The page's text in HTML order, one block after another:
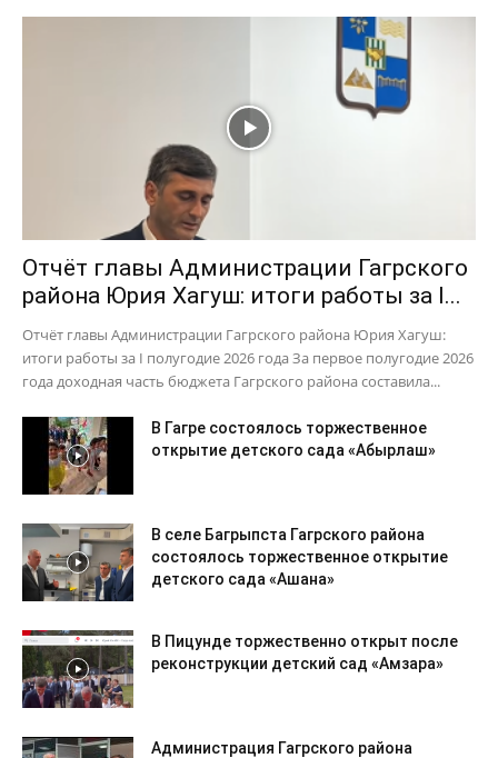
Отчёт главы Администрации Гагрского
района Юрия Хагуш: итоги работы за I...
Отчёт главы Администрации Гагрского района Юрия Хагуш:
итоги работы за I полугодие 2026 года За первое полугодие 2026
года доходная часть бюджета Гагрского района составила...
В Гагре состоялось торжественное
открытие детского сада «Абырлаш»
В селе Багрыпста Гагрского района
состоялось торжественное открытие
детского сада «Ашана»
В Пицунде торжественно открыт после
реконструкции детский сад «Амзара»
Администрация Гагрского района